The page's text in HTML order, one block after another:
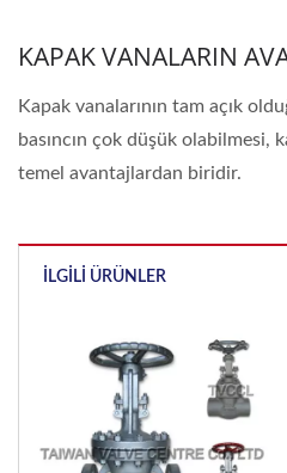
KAPAK VANALARIN
Kapak vanalarının tam açık
basıncın çok düşük olabilmesi,
temel avantajlardan biridir.
İLGILI ÜRÜNLER